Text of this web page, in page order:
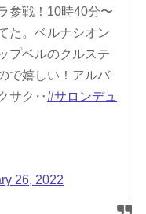
参戦！10時40分〜
た。ベルナシオン
プベルのクルステ
で嬉しい！アルバ
サク‥#サロンデュ
26, 2022